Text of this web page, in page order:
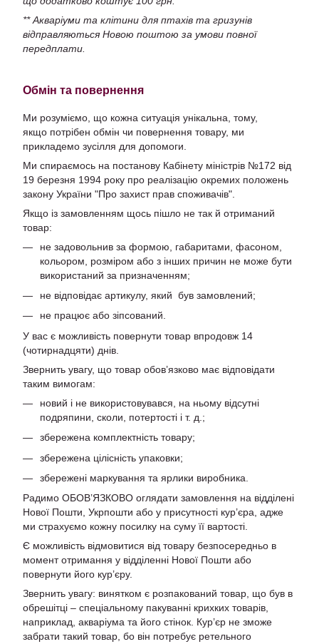
** Акваріуми та клітини для птахів та гризунів
відправляються Новою поштою за умови повної
передплати.
Обмін та повернення
Ми розуміємо, що кожна ситуація унікальна, тому,
якщо потрібен обмін чи повернення товару, ми
прикладемо зусілля для допомоги.
Ми спираємось на постанову Кабінету міністрів №172 від
19 березня 1994 року про реалізацію окремих положень
закону України "Про захист прав споживачів".
Якщо із замовленням щось пішло не так й отриманий
товар:
не задовольнив за формою, габаритами, фасоном,
кольором, розміром або з інших причин не може бути
використаний за призначенням;
не відповідає артикулу, який був замовлений;
не працює або зіпсований.
У вас є можливість повернути товар впродовж 14
(чотирнадцяти) днів.
Звернить увагу, що товар обов’язково має відповідати
таким вимогам:
новий і не використовувався, на ньому відсутні
подряпини, сколи, потертості і т. д.;
збережена комплектність товару;
збережена цілісність упаковки;
збережені маркування та ярлики виробника.
Радимо ОБОВ’ЯЗКОВО оглядати замовлення на відділені
Нової Пошти, Укрпошти або у присутності кур’єра, адже
ми страхуємо кожну посилку на суму її вартості.
Є можливість відмовитися від товару безпосередньо в
момент отримання у відділенні Нової Пошти або
повернути його кур’єру.
Звернить увагу: винятком є розпакований товар, що був в
обрешітці – спеціальному пакуванні крихких товарів,
наприклад, акваріума та його стінок. Кур’єр не зможе
забрати такий товар, бо він потребує ретельного